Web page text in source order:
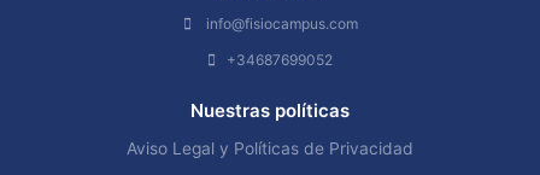
info@fisiocampus.com
+34687699052
Nuestras políticas
Aviso Legal y Políticas de Privacidad